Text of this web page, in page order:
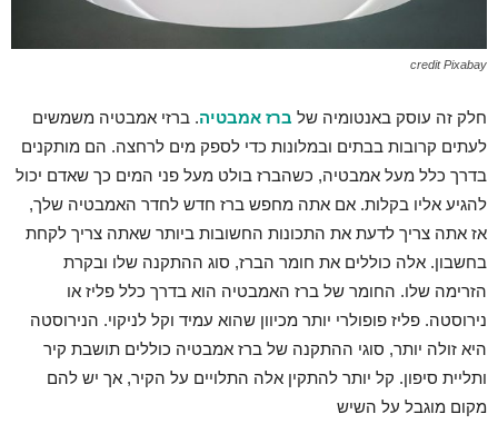
credit Pixabay
חלק זה עוסק באנטומיה של ברז אמבטיה. ברזי אמבטיה משמשים
לעתים קרובות בבתים ובמלונות כדי לספק מים לרחצה. הם מותקנים
בדרך כלל מעל אמבטיה, כשהברז בולט מעל פני המים כך שאדם יכול
להגיע אליו בקלות. אם אתה מחפש ברז חדש לחדר האמבטיה שלך,
אז אתה צריך לדעת את התכונות החשובות ביותר שאתה צריך לקחת
בחשבון. אלה כוללים את חומר הברז, סוג ההתקנה שלו ובקרת
הזרימה שלו. החומר של ברז האמבטיה הוא בדרך כלל פליז או
נירוסטה. פליז פופולרי יותר מכיוון שהוא עמיד וקל לניקוי. הנירוסטה
היא זולה יותר, סוגי ההתקנה של ברז אמבטיה כוללים תושבת קיר
ותליית סיפון. קל יותר להתקין אלה התלויים על הקיר, אך יש להם
מקום מוגבל על השיש